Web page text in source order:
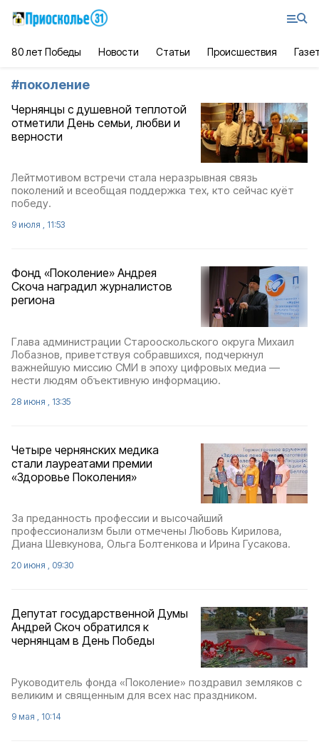
80 лет Победы Новости Статьи Происшествия
#поколение
Чернянцы с душевной теплотой
отметили День семьи, любви и
верности
Лейтмотивом встречи стала неразрывная связь
поколений и всеобщая поддержка тех, кто сейчас куёт
победу.
9 июля , 11:53
Фонд «Поколение» Андрея
Скоча наградил журналистов
региона
Глава администрации Старооскольского округа Михаил
Лобазнов, приветствуя собравшихся, подчеркнул
важнейшую миссию СМИ в эпоху цифровых медиа —
нести людям объективную информацию.
28 июня , 13:35
Четыре чернянских медика
стали лауреатами премии
«Здоровье Поколения»
За преданность профессии и высочайший
профессионализм были отмечены Любовь Кирилова,
Диана Шевкунова, Ольга Болтенкова и Ирина Гусакова.
20 июня , 09:30
Депутат государственной Думы
Андрей Скоч обратился к
чернянцам в День Победы
Руководитель фонда «Поколение» поздравил земляков с
великим и священным для всех нас праздником.
9 мая , 10:14